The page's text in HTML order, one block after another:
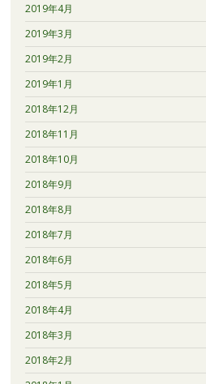
2019年4月
2019年3月
2019年2月
2019年1月
2018年12月
2018年11月
2018年10月
2018年9月
2018年8月
2018年7月
2018年6月
2018年5月
2018年4月
2018年3月
2018年2月